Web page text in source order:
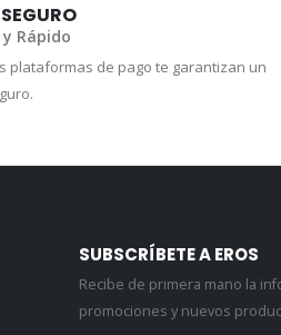
Rápido
plataformas de pago te garantizan un
SUBSCRÍBETE A EROS
Recibe de primera mano la
promociones y nuevos